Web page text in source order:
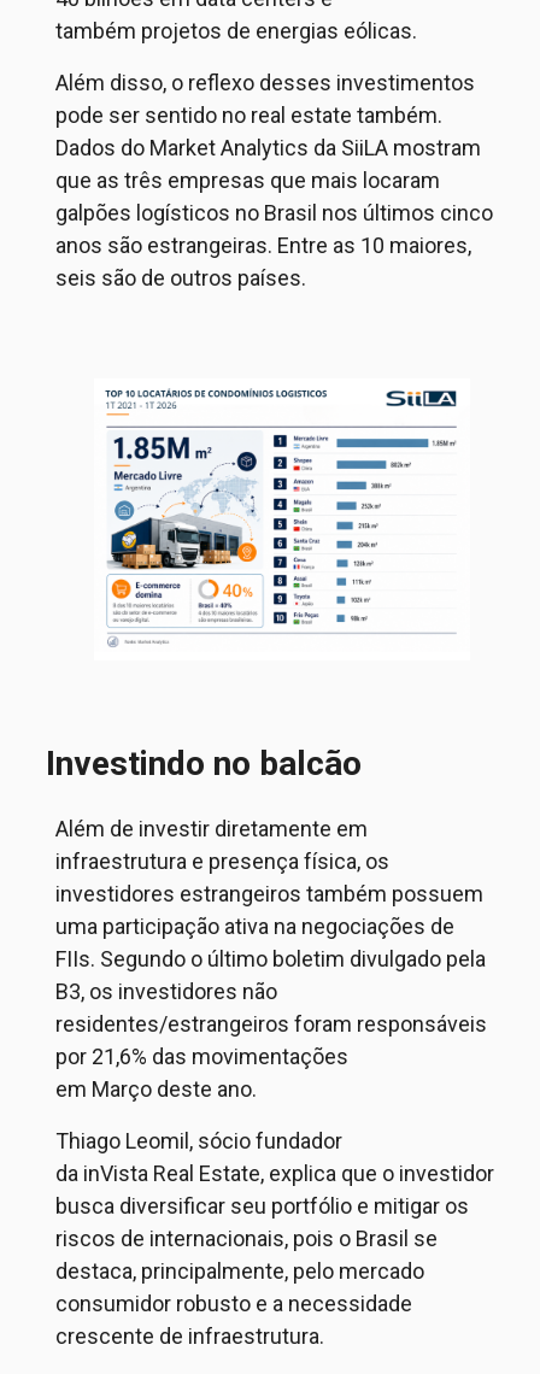
também projetos de energias eólicas.
Além disso, o reflexo desses investimentos
pode ser sentido no real estate também.
Dados do MarketAnalytics da SiiLA mostram
que as três empresas que mais locaram
galpões logísticos no Brasil nos últimos cinco
anos são estrangeiras. Entre as 10 maiores,
seis são de outros países.
Investindo no balcão
Além de investir diretamente em
infraestrutura e presença física, os
investidores estrangeiros também possuem
uma participação ativa na negociações de
FIIs. Segundo o último boletim divulgado pela
B3, os investidores não
residentes/estrangeiros foram responsáveis
por 21,6% das movimentações
em Março deste ano.
Thiago Leomil , sócio fundador
da inVista Real Estate, explica que o investidor
busca diversificar seu portfólio e mitigar os
riscos de internacionais, pois o Brasil se
destaca, principalmente, pelo mercado
consumidor robusto e a necessidade
crescente de infraestrutura.